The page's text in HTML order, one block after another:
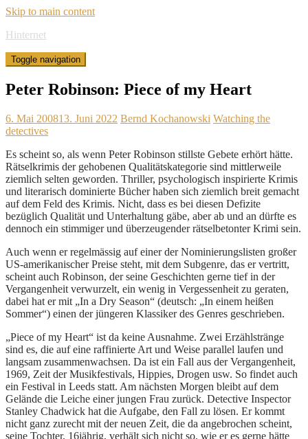
Skip to main content
Hinternet
Toggle navigation
Peter Robinson: Piece of my Heart
6. Mai 200813. Juni 2022 Bernd Kochanowski Watching the
detectives
Es scheint so, als wenn Peter Robinson stillste Gebete erhört hätte.
Rätselkrimis der gehobenen Qualitätskategorie sind mittlerweile
ziemlich selten geworden. Thriller, psychologisch inspirierte Krimis
und literarisch dominierte Bücher haben sich ziemlich breit gemacht
auf dem Feld des Krimis. Nicht, dass es bei diesen Defizite
bezüglich Qualität und Unterhaltung gäbe, aber ab und an dürfte es
dennoch ein stimmiger und überzeugender rätselbetonter Krimi sein.
Auch wenn er regelmässig auf einer der Nominierungslisten großer
US-amerikanischer Preise steht, mit dem Subgenre, das er vertritt,
scheint auch Robinson, der seine Geschichten gerne tief in der
Vergangenheit verwurzelt, ein wenig in Vergessenheit zu geraten,
dabei hat er mit „In a Dry Season“ (deutsch: „In einem heißen
Sommer“) einen der jüngeren Klassiker des Genres geschrieben.
„Piece of my Heart“ ist da keine Ausnahme. Zwei Erzählstränge
sind es, die auf eine raffinierte Art und Weise parallel laufen und
langsam zusammenwachsen. Da ist ein Fall aus der Vergangenheit,
1969, Zeit der Musikfestivals, Hippies, Drogen usw. So findet auch
ein Festival in Leeds statt. Am nächsten Morgen bleibt auf dem
Gelände die Leiche einer jungen Frau zurück. Detective Inspector
Stanley Chadwick hat die Aufgabe, den Fall zu lösen. Er kommt
nicht ganz zurecht mit der neuen Zeit, die da angebrochen scheint,
seine Tochter, 16jährig, verhält sich nicht so, wie er es gerne hätte